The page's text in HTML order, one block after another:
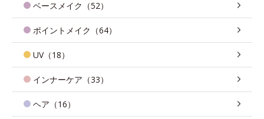
ベースメイク（52）
ポイントメイク（64）
UV（18）
インナーケア（33）
ヘア（16）